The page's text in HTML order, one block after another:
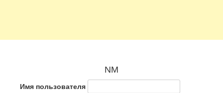
NM
Имя пользователя